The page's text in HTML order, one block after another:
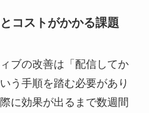
コストがかかる課題
ブの改善は「配信してか
う手順を踏む必要があり
に効果が出るまで数週間